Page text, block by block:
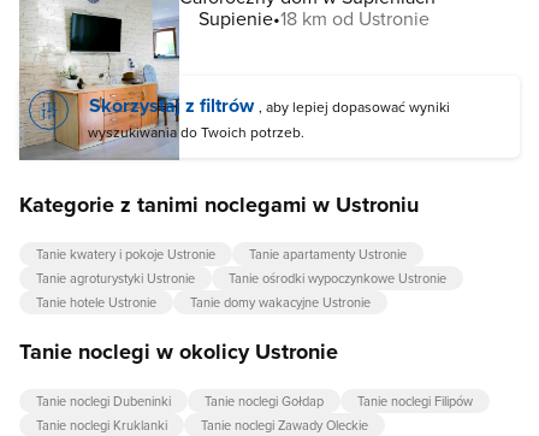
Supienie 18 km od Ustronie
Skorzystaj z filtrów , aby lepiej dopasować wyniki
wyszukiwania do Twoich potrzeb.
Kategorie z tanimi noclegami w Ustroniu
Tanie kwatery i pokoje Ustronie
Tanie apartamenty Ustronie
Tanie agroturystyki Ustronie
Tanie ośrodki wypoczynkowe Ustronie
Tanie hotele Ustronie
Tanie domy wakacyjne Ustronie
Tanie noclegi w okolicy Ustronie
Tanie noclegi Dubeninki Tanie noclegi Gołdap
Tanie noclegi Filipów
Tanie noclegi Kruklanki
Tanie noclegi Zawady Oleckie